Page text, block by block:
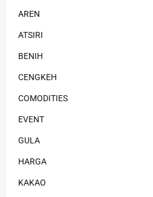
AREN
ATSIRI
BENIH
CENGKEH
COMODITIES
EVENT
GULA
HARGA
KAKAO